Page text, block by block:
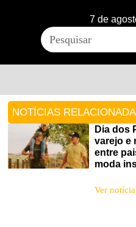
7 de
NOTÍCIAS
Dia dos
varejo e
entre
moda
Ver notícia